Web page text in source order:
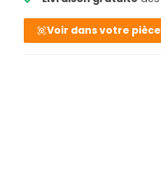
Voir dans votre pièce